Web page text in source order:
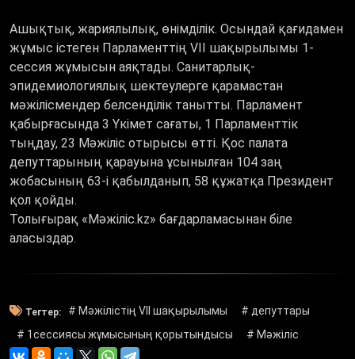
Ашықтық, жариялылық, өнімділік. Осындай қағидамен
жұмыс істеген Парламенттің VII шақырылымы 1-
сессия жұмысын аяқтады. Санитарлық-
эпидемиологиялық шектеулерге қарамастан
мәжілісмендер белсенділік танытты. Парламент
қабырғасында 3 Үкімет сағаты, 1 Парламенттік
тыңдау, 23 Мәжіліс отырысы өтті. Қос палата
депуттарының қарауына ұсынылған 104 заң
жобасының 63-і қабылданып, 58 құжатқа Президент
қол қойды.
Толығырақ «Мәжіліс.kz» бағдарламасынан біле
аласыздар.
Тегтер: # Мәжілістің VII шақырылымы
# депуттары
# 1сессиясы жұмысының қорытындысы
# Мәжіліс